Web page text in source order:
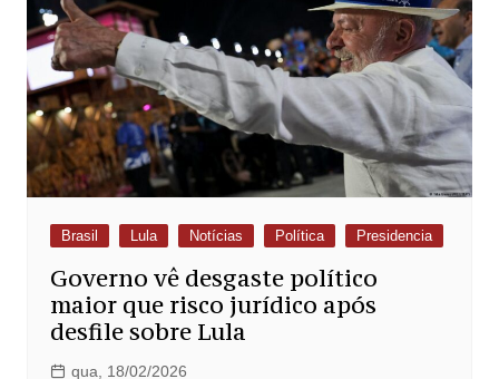
Brasil Lula Notícias Política Presidencia
Governo vê desgaste político
maior que risco jurídico após
desfile sobre Lula
qua, 18/02/2026